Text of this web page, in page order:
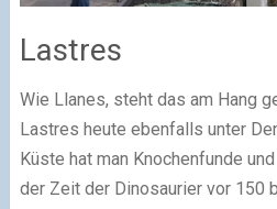
Lastres
Wie Llanes, steht das am Hang
Lastres heute ebenfalls unter
Küste hat man Knochenfunde
der Zeit der Dinosaurier vor 150